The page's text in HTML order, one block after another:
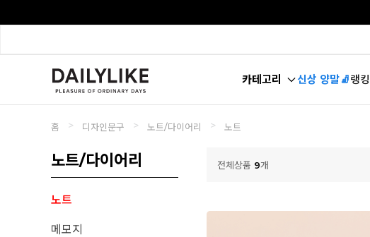
카테고리 신상 양말🧦랭킹
홈 > 디자인문구 > 노트/다이어리 > 노트
노트/다이어리
노트
메모지
전체상품 9개